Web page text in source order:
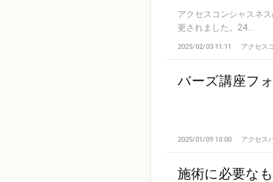
アクセスコンシャスネ
更されました。24...
2025/02/03 11:11 アクセス
バーズ講座フ
2025/01/09 10:00 アクセス
施術に必要な